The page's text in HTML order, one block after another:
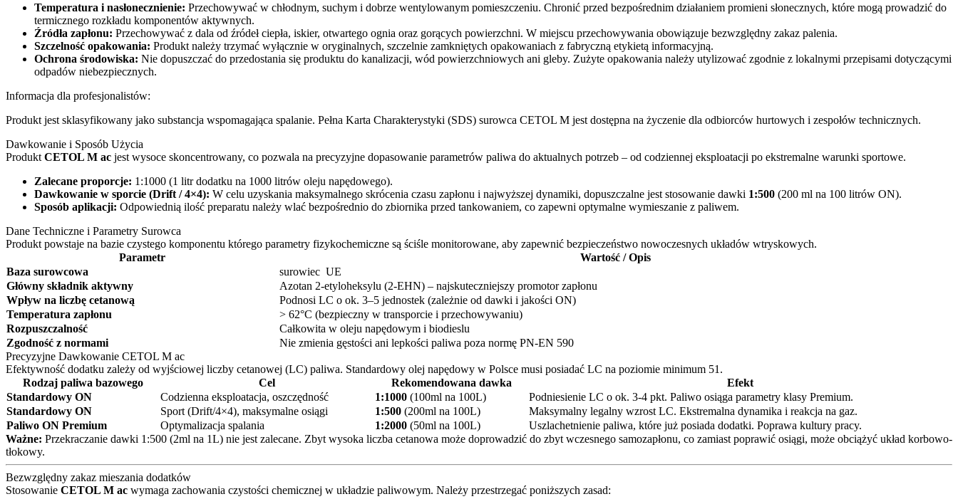
Temperatura i nasłonecznienie: Przechowywać w chłodnym, suchym i dobrze wentylowanym pomieszczeniu. Chronić przed bezpośrednim działaniem promieni słonecznych, które mogą prowadzić do
termicznego rozkładu komponentów aktywnych.
Źródła zapłonu: Przechowywać z dala od źródeł ciepła, iskier, otwartego ognia oraz gorących powierzchni. W miejscu przechowywania obowiązuje bezwzględny zakaz palenia.
Szczelność opakowania: Produkt należy trzymać wyłącznie w oryginalnych, szczelnie zamkniętych opakowaniach z fabryczną etykietą informacyjną.
Ochrona środowiska: Nie dopuszczać do przedostania się produktu do kanalizacji, wód powierzchniowych ani gleby. Zużyte opakowania należy utylizować zgodnie z lokalnymi przepisami dotyczącymi
odpadów niebezpiecznych.
Informacja dla profesjonalistów:
Produkt jest sklasyfikowany jako substancja wspomagająca spalanie. Pełna Karta Charakterystyki (SDS) surowca CETOL M jest dostępna na życzenie dla odbiorców hurtowych i zespołów technicznych.
Dawkowanie i Sposób Użycia
Produkt CETOL M ac jest wysoce skoncentrowany, co pozwala na precyzyjne dopasowanie parametrów paliwa do aktualnych potrzeb – od codziennej eksploatacji po ekstremalne warunki sportowe.
Zalecane proporcje: 1:1000 (1 litr dodatku na 1000 litrów oleju napędowego).
Dawkowanie w sporcie (Drift / 4×4): W celu uzyskania maksymalnego skrócenia czasu zapłonu i najwyższej dynamiki, dopuszczalne jest stosowanie dawki 1:500 (200 ml na 100 litrów ON).
Sposób aplikacji: Odpowiednią ilość preparatu należy wlać bezpośrednio do zbiornika przed tankowaniem, co zapewni optymalne wymieszanie z paliwem.
Dane Techniczne i Parametry Surowca
Produkt powstaje na bazie czystego komponentu którego parametry fizykochemiczne są ściśle monitorowane, aby zapewnić bezpieczeństwo nowoczesnych układów wtryskowych.
Parametr
Wartość / Opis
Baza surowcowa
surowiec UE
Główny składnik aktywny
Azotan 2-etyloheksylu (2-EHN) – najskuteczniejszy promotor zapłonu
Wpływ na liczbę cetanową
Podnosi LC o ok. 3–5 jednostek (zależnie od dawki i jakości ON)
Temperatura zapłonu
> 62°C (bezpieczny w transporcie i przechowywaniu)
Rozpuszczalność
Całkowita w oleju napędowym i biodieslu
Zgodność z normami
Nie zmienia gęstości ani lepkości paliwa poza normę PN-EN 590
Precyzyjne Dawkowanie CETOL M ac
Efektywność dodatku zależy od wyjściowej liczby cetanowej (LC) paliwa. Standardowy olej napędowy w Polsce musi posiadać LC na poziomie minimum 51.
Rodzaj paliwa bazowego
Cel Rekomendowana dawka
Efekt
Standardowy ON
Codzienna eksploatacja, oszczędność 1:1000 (100ml na 100L)
Podniesienie LC o ok. 3-4 pkt. Paliwo osiąga parametry klasy Premium.
Standardowy ON
Sport (Drift/4×4), maksymalne osiągi 1:500 (200ml na 100L)
Maksymalny legalny wzrost LC. Ekstremalna dynamika i reakcja na gaz.
Paliwo ON Premium
Optymalizacja spalania 1:2000 (50ml na 100L)
Uszlachetnienie paliwa, które już posiada dodatki. Poprawa kultury pracy.
Ważne: Przekraczanie dawki 1:500 (2ml na 1L) nie jest zalecane. Zbyt wysoka liczba cetanowa może doprowadzić do zbyt wczesnego samozapłonu, co zamiast poprawić osiągi, może obciążyć układ korbowo-
tłokowy.
Bezwzględny zakaz mieszania dodatków
Stosowanie CETOL M ac wymaga zachowania czystości chemicznej w układzie paliwowym. Należy przestrzegać poniższych zasad: